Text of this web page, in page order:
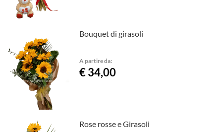
Bouquet di girasoli
A partire da:
€ 34,00
Rose rosse e Girasoli